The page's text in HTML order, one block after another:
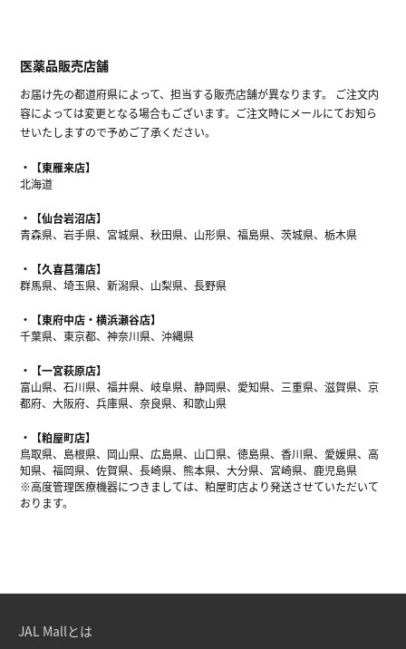
医薬品販売店舗
お届け先の都道府県によって、担当する販売店舗が異なります。 ご注文内
容によっては変更となる場合もございます。ご注文時にメールにてお知ら
せいたしますので予めご了承ください。
【東雁来店】
北海道
【仙台岩沼店】
青森県、岩手県、宮城県、秋田県、山形県、福島県、茨城県、栃木県
【久喜菖蒲店】
群馬県、埼玉県、新潟県、山梨県、長野県
【東府中店・横浜瀬谷店】
千葉県、東京都、神奈川県、沖縄県
【一宮萩原店】
富山県、石川県、福井県、岐阜県、静岡県、愛知県、三重県、滋賀県、京
都府、大阪府、兵庫県、奈良県、和歌山県
【粕屋町店】
鳥取県、島根県、岡山県、広島県、山口県、徳島県、香川県、愛媛県、高
知県、福岡県、佐賀県、長崎県、熊本県、大分県、宮崎県、鹿児島県
※高度管理医療機器につきましては、粕屋町店より発送させていただいて
おります。
JAL Mallとは